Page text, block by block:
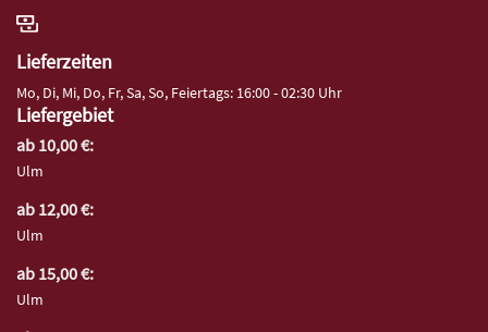
Lieferzeiten
Mo, Di, Mi, Do, Fr, Sa, So, Feiertags: 16:00 - 02:30 Uhr
Liefergebiet
ab 10,00 €:
Ulm
ab 12,00 €:
Ulm
ab 15,00 €:
Ulm